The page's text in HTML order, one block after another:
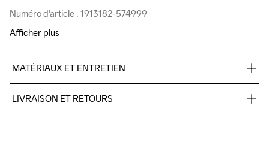
Numéro d'article : 1913182-574999
Numéro d'article : 1913182-574999
Afficher plus
MATÉRIAUX ET ENTRETIEN
recycled, 15% Elastane
LIVRAISON ET RETOURS